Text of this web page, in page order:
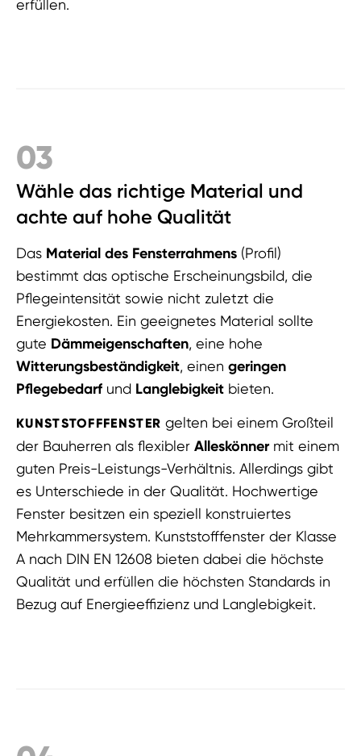
erfüllen.
03
Wähle das richtige Material und
achte auf hohe Qualität
Das Material des Fensterrahmens (Profil)
bestimmt das optische Erscheinungsbild, die
Pflegeintensität sowie nicht zuletzt die
Energiekosten. Ein geeignetes Material sollte
gute Dämmeigenschaften, eine hohe
Witterungsbeständigkeit, einen geringen
Pflegebedarf und Langlebigkeit bieten.
KUNSTSTOFFFENSTER gelten bei einem Großteil
der Bauherren als flexibler Alleskönnermit einem
guten Preis-Leistungs-Verhältnis. Allerdings gibt
es Unterschiede in der Qualität. Hochwertige
Fenster besitzen ein speziell konstruiertes
Mehrkammersystem. Kunststofffenster der Klasse
A nach DIN EN 12608 bieten dabei die höchste
Qualität und erfüllen die höchsten Standards in
Bezug auf Energieeffizienz und Langlebigkeit.